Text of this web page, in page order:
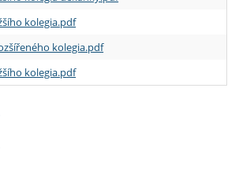
kolegia.pdf
kolegia.pdf
kolegia.pdf